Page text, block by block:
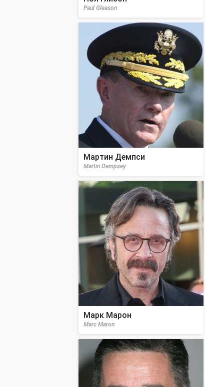
Paul Gleason
Мартин Демпси
Martin Dempsey
Марк Марон
Marc Maron